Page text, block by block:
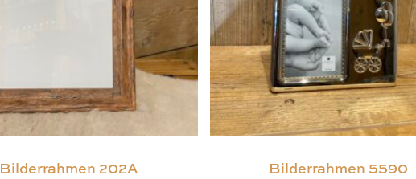
Bilderrahmen 202A Bilderrahmen 5590